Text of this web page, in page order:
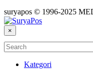
suryapos © 1996-2025
×
Kategori